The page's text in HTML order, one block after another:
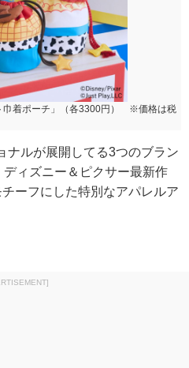
巾着ポーチ」（各3300円） ※価格は税
ルが展開してる3つのブラン
ィズニー＆ピクサー最新作
ーフにした特別なアパレルア